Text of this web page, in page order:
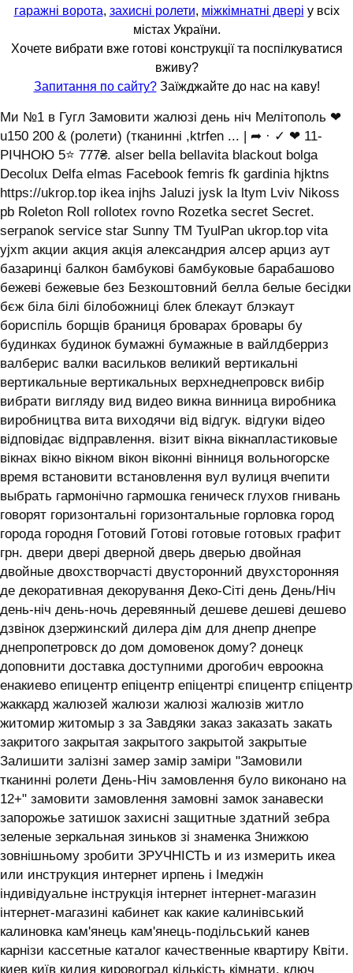
гаражні ворота, захисні ролети, міжкімнатні двері у всіх
містах України.
Хочете вибрати вже готові конструкції та поспілкуватися
вживу?
Запитання по сайту?Заїжджайте до нас на каву!
Ми №1 в Гугл Замовити жалюзі день ніч Мелітополь ❤
u150 200 & (ролети) (тканинні ,ktrfen ... | ➦ · ✓ ❤ 11-
РІЧНОЮ 5⭐ 777₴. alser bella bellavita blackout bolga
Decolux Delfa elmas Facebook femris fk gardinia hjktns
https://ukrop.top ikea injhs Jaluzi jysk la ltym Lviv Nikoss
pb Roleton Roll rollotex rovno Rozetka secret Secret.
serpanok service star Sunny TM TyulPan ukrop.top vita
yjxm акции акция акція александрия алсер арциз аут
базаринці балкон бамбукові бамбуковые барабашово
бежеві бежевые без Безкоштовний белла белые бесідки
бєж біла білі білобожниці блек блекаут блэкаут
бориспіль борщів браниця броварах бровары бу
будинках будинок бумажні бумажные в вайлдберриз
валберис валки васильков великий вертикальні
вертикальные вертикальных верхнеднепровск вибір
вибрати вигляду вид видео викна винница виробника
виробництва вита виходячи від відгук. відгуки відео
відповідає відправлення. візит вікна вікнапластиковые
вікнах вікно вікном вікон віконні вінниця вольногорске
время встановити встановлення вул вулиця вчепити
выбрать гармонічно гармошка геническ глухов гнивань
говорят горизонтальні горизонтальные горловка город
города городня Готовий Готові готовые готовых графит
грн. двери двері дверной дверь дверью двойная
двойные двохстворчасті двусторонний двухсторонняя
де декоративная декорування Деко-Сіті день День/Ніч
день-ніч день-ночь деревянный дешеве дешеві дешево
дзвінок дзержинский дилера дім для днепр днепре
днепропетровск до дом домовенок дому? донецк
доповнити доставка доступними дрогобич евроокна
енакиево епицентр епіцентр епіцентрі єпицентр єпіцентр
жаккард жалюзей жалюзи жалюзі жалюзів житло
житомир житомыр з за Завдяки заказ заказать закать
закритого закрытая закрытого закрытой закрытые
Залишити залізні замер замір заміри "Замовили
тканинні ролети День-Ніч замовлення було виконано на
12+" замовити замовлення замовні замок занавески
запорожье затишок захисні защитные здатний зебра
зеленые зеркальная зиньков зі знаменка Знижкою
зовнішньому зробити ЗРУЧНІСТЬ и из измерить икеа
или инструкция интернет ирпень і ‎Імеджін
індивідуальне інструкція інтернет інтернет-магазин
інтернет-магазині кабинет как какие калинівський
калиновка кам'янець кам'янець-подільський канев
карнізи кассетные каталог качественные квартиру Квіти.
киев київ килия кировоград кількість кімнати. ключ